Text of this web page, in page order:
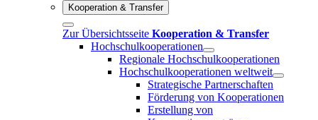
Kooperation & Transfer
Zur Übersichtsseite Kooperation & Transfer
Hochschulkooperationen
Regionale Hochschulkooperationen
Hochschulkooperationen weltweit
Strategische Partnerschaften
Förderung von Kooperationen
Erstellung von